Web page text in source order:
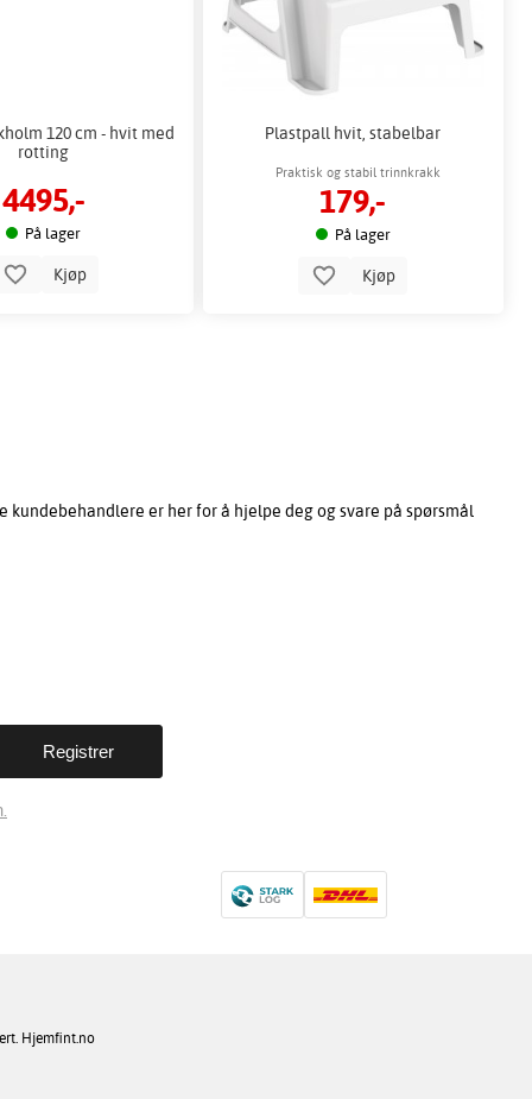
120 cm - hvit med
rotting
4495,-
På lager
Kjøp
Plastpall hvit, stabelbar
Praktisk og stabil trinnkrakk
179,-
På lager
Kjøp
kundebehandlere er her for å hjelpe deg og svare på spørsmål
Hjemfint.no